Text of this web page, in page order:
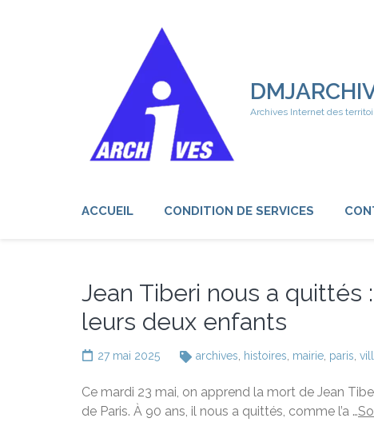
Archives Internet des
ACCUEIL CONDITION DE SERVICES
Jean Tiberi nous a quittés
leurs deux enfants
27 mai 2025 archives histoires mairie paris
Ce mardi 23 mai, on apprend la mort de Jean
de Paris. À 90 ans, il nous a quittés, comme l’a …